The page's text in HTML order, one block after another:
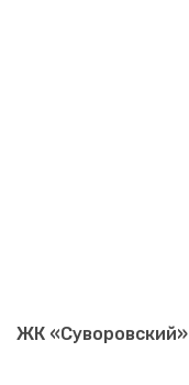
ЖК «Суворовский»